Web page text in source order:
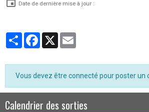
Date de dernière mise à jour :
PartagerFacebook
X
Vous devez être connecté pour poster un
Calendrier des sorties